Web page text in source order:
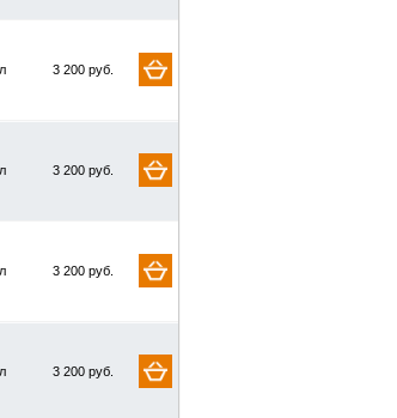
3 200 руб.
3 200 руб.
3 200 руб.
3 200 руб.